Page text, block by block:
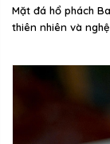
Mặt đá hổ phách
thiên nhiên và